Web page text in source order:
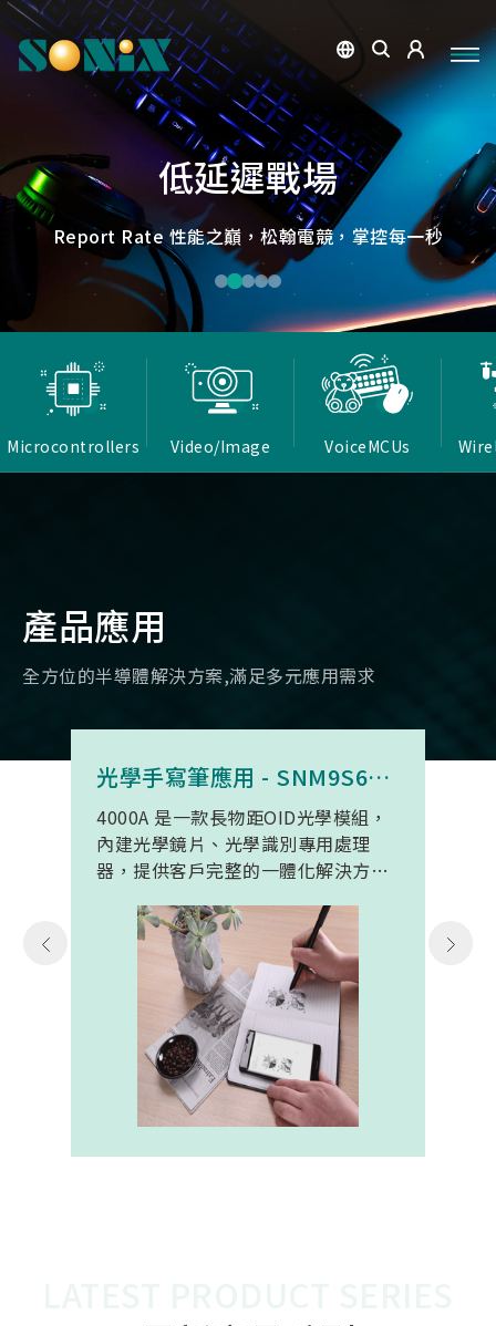
微小核心，巨大力量
松翰MCU：極致效能，智慧應用無所不在
低延遲戰場
Report Rate 性能之巔，松翰電競，掌控每一秒
捕捉每個清晰瞬間
高畫質ISP技術，支援HDR/3D降噪，提供卓越影像處理
能力
點讀魔法，數位學習新體驗
OID光學辨識技術，紙本內容瞬間數位化，開啟互動新篇
章
低延遲，無線視界
確保流暢穩定的影像傳輸
Microcontrollers Video/Image VoiceMCUs
產品應用
全方位的半導體解決方案,滿足多元應用需求
光學手寫筆應用 - SNM9S6100BC4000A
4000A 是一款長物距OID光學模組，
內建光學鏡片、光學識別專用處理
器，提供客戶完整的一體化解決方
置開發。模組在保持小型化的同時，
延伸了可用物距範圍，使其能在離紙
面更遠的位置仍精確讀取碼點，同時
內建的高幀率SoC，能確保書寫筆跡
的連續與準確。 透過4000A模組能有
效縮短客戶開發週期，並確保在小型
裝置中仍維持高精度與穩定度，讓產
品能夠以最自然的方式，將紙本與數
位內容緊密連結。